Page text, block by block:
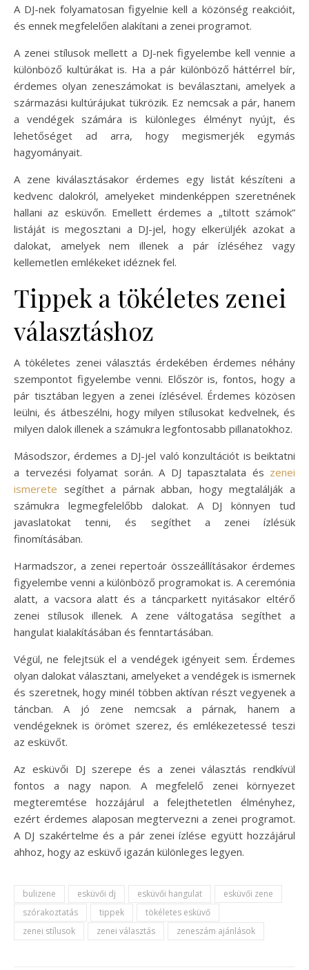
A DJ-nek folyamatosan figyelnie kell a közönség reakcióit,
és ennek megfelelően alakítani a zenei programot.
A zenei stílusok mellett a DJ-nek figyelembe kell vennie a
különböző kultúrákat is. Ha a pár különböző háttérrel bír,
érdemes olyan zeneszámokat is beválasztani, amelyek a
származási kultúrájukat tükrözik. Ez nemcsak a pár, hanem
a vendégek számára is különleges élményt nyújt, és
lehetőséget ad arra, hogy megismerjék egymás
hagyományait.
A zene kiválasztásakor érdemes egy listát készíteni a
kedvenc dalokról, amelyeket mindenképpen szeretnének
hallani az esküvőn. Emellett érdemes a „tiltott számok”
listáját is megosztani a DJ-jel, hogy elkerüljék azokat a
dalokat, amelyek nem illenek a pár ízléséhez vagy
kellemetlen emlékeket idéznek fel.
Tippek a tökéletes zenei
választáshoz
A tökéletes zenei választás érdekében érdemes néhány
szempontot figyelembe venni. Először is, fontos, hogy a
pár tisztában legyen a zenei ízlésével. Érdemes közösen
leülni, és átbeszélni, hogy milyen stílusokat kedvelnek, és
milyen dalok illenek a számukra legfontosabb pillanatokhoz.
Másodszor, érdemes a DJ-jel való konzultációt is beiktatni
a tervezési folyamat során. A DJ tapasztalata és zenei
ismerete segíthet a párnak abban, hogy megtalálják a
számukra legmegfelelőbb dalokat. A DJ könnyen tud
javaslatokat tenni, és segíthet a zenei ízlésük
finomításában.
Harmadszor, a zenei repertoár összeállításakor érdemes
figyelembe venni a különböző programokat is. A ceremónia
alatt, a vacsora alatt és a táncparkett nyitásakor eltérő
zenei stílusok illenek. A zene váltogatása segíthet a
hangulat kialakításában és fenntartásában.
Végül, ne felejtsük el a vendégek igényeit sem. Érdemes
olyan dalokat választani, amelyeket a vendégek is ismernek
és szeretnek, hogy minél többen aktívan részt vegyenek a
táncban. A jó zene nemcsak a párnak, hanem a
vendégeknek is örömet szerez, és emlékezetessé teszi
az esküvőt.
Az esküvői DJ szerepe és a zenei választás rendkívül
fontos a nagy napon. A megfelelő zenei környezet
megteremtése hozzájárul a felejthetetlen élményhez,
ezért érdemes alaposan megtervezni a zenei programot.
A DJ szakértelme és a pár zenei ízlése együtt hozzájárul
ahhoz, hogy az esküvő igazán különleges legyen.
bulizene esküvői dj esküvői hangulat
esküvői zene
szórakoztatás
tippek
tökéletes esküvő
zenei stílusok
zenei választás zeneszám ajánlások